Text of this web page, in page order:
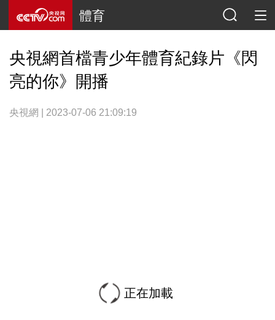
體育
央視網首檔青少年體育紀錄片《閃
亮的你》開播
央視網 | 2023-07-06 21:09:19
正在加載